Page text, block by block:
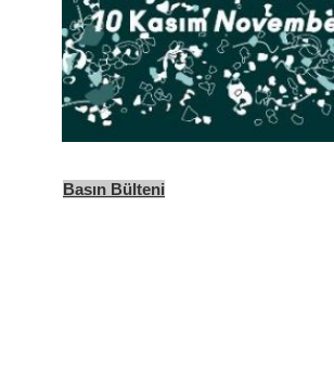
Basın Bülteni